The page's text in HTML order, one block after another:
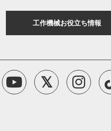
工作機械お役立ち情報